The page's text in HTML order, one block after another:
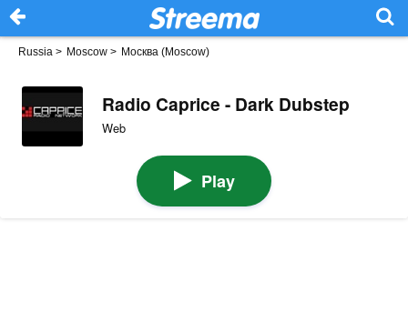
Russia > Moscow > Москва (Moscow)
Radio Caprice - Dark Dubstep
Web
Play